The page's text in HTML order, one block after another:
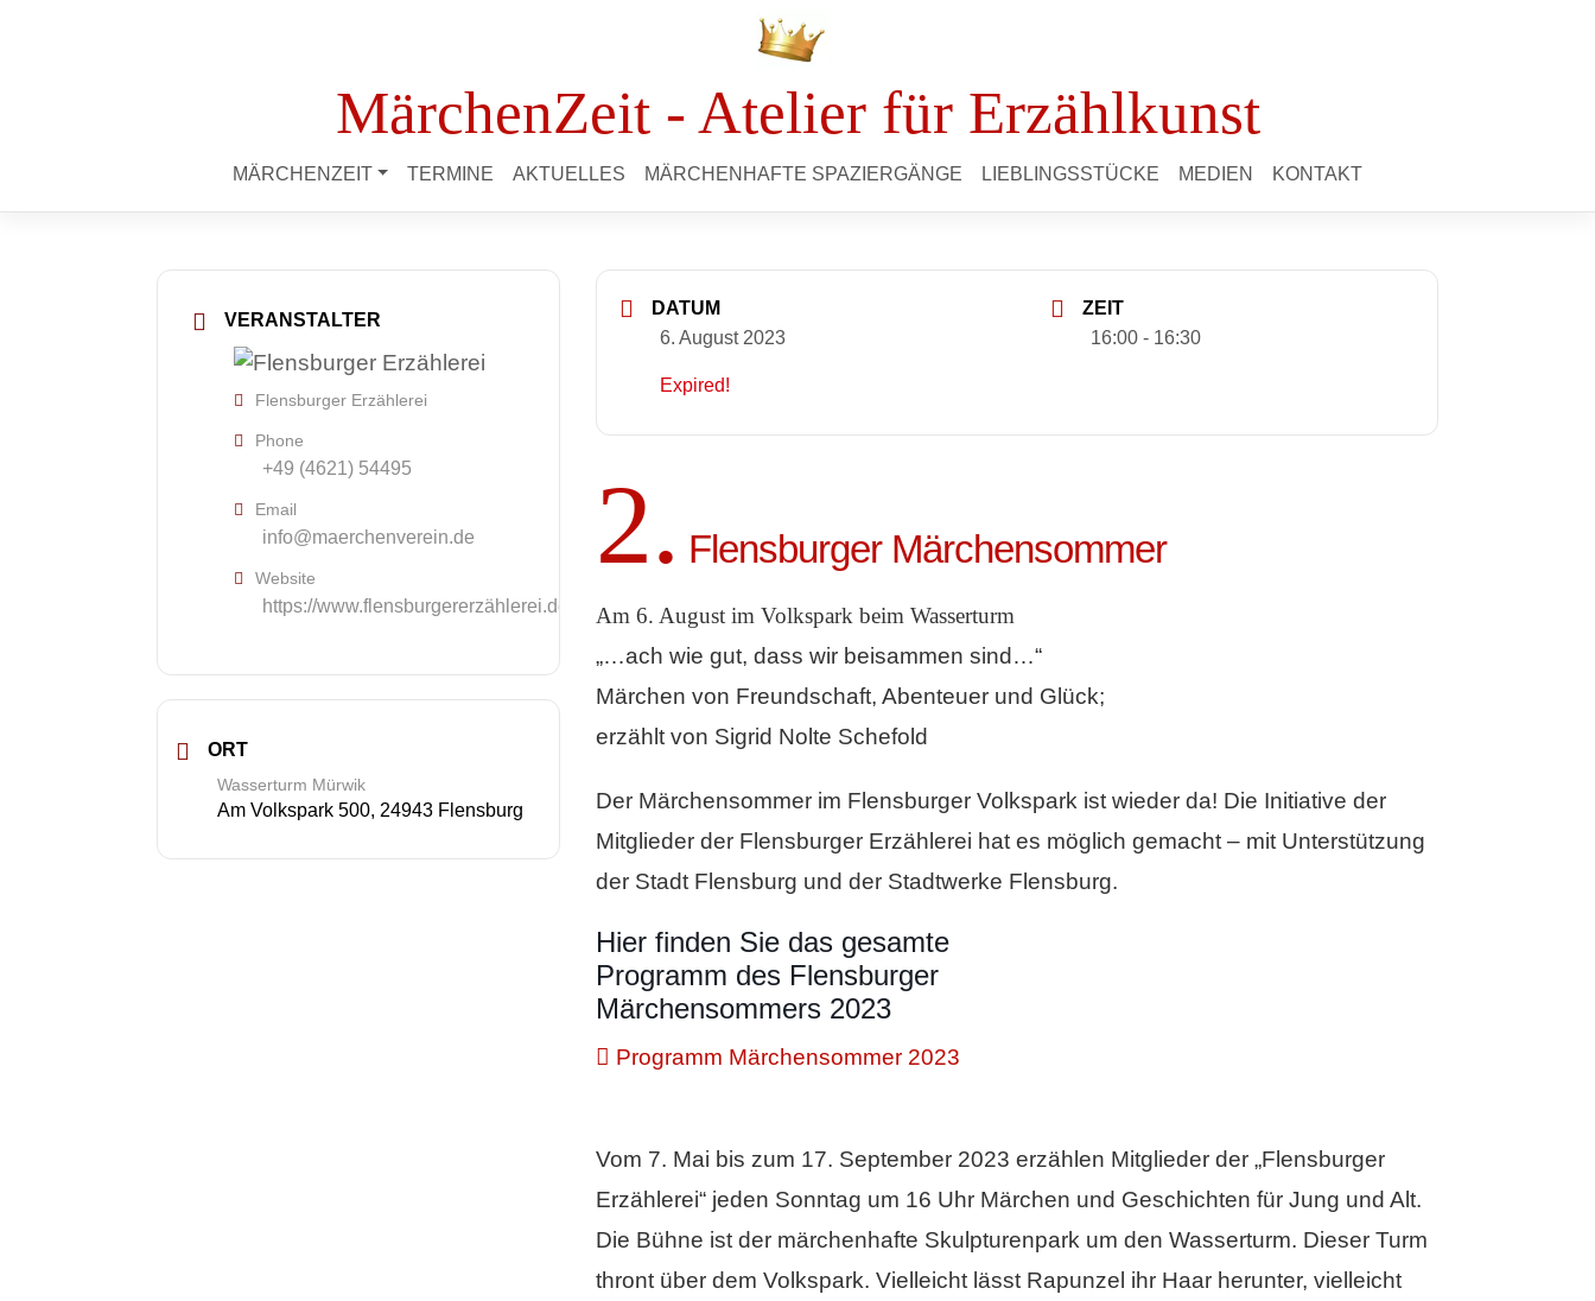
MärchenZeit - Atelier für Erzählkunst
MÄRCHENZEIT TERMINE AKTUELLES MÄRCHENHAFTE SPAZIERGÄNGE LIEBLINGSSTÜCKE MEDIEN KONTAKT
VERANSTALTER
Flensburger Erzählerei
Phone
+49 (4621) 54495
Email
info@maerchenverein.de
Website
https://www.flensburgererzählerei.de
ORT
Wasserturm Mürwik
Am Volkspark 500, 24943 Flensburg
DATUM
6. August 2023
Expired!
ZEIT
16:00 - 16:30
2. Flensburger Märchensommer
Am 6. August im Volkspark beim Wasserturm
„…ach wie gut, dass wir beisammen sind…“
Märchen von Freundschaft, Abenteuer und Glück;
erzählt von Sigrid Nolte Schefold
Der Märchensommer im Flensburger Volkspark ist wieder da! Die Initiative der
Mitglieder der Flensburger Erzählerei hat es möglich gemacht – mit Unterstützung
der Stadt Flensburg und der Stadtwerke Flensburg.
Hier finden Sie das gesamte
Programm des Flensburger
Märchensommers 2023
Programm Märchensommer 2023
Vom 7. Mai bis zum 17. September 2023 erzählen Mitglieder der „Flensburger
Erzählerei“ jeden Sonntag um 16 Uhr Märchen und Geschichten für Jung und Alt.
Die Bühne ist der märchenhafte Skulpturenpark um den Wasserturm. Dieser Turm
thront über dem Volkspark. Vielleicht lässt Rapunzel ihr Haar herunter, vielleicht